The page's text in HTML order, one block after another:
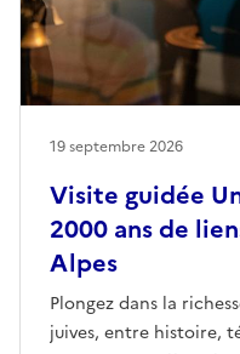
Visite guidée
2000 ans de
Alpes
Plongez dans la
juives, entre histoire,
19 septembre 2026